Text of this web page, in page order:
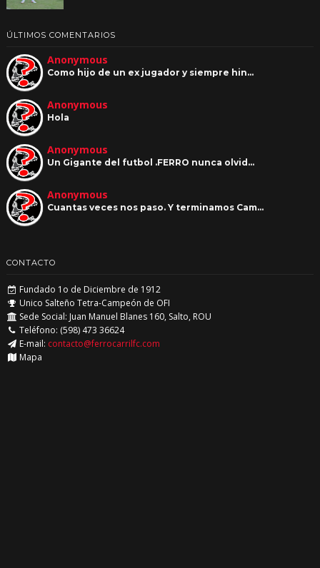
ÚLTIMOS COMENTARIOS
Anonymous
Como hijo de un ex jugador y siempre hin…
Anonymous
Hola
Anonymous
Un Gigante del futbol .FERRO nunca olvid…
Anonymous
Cuantas veces nos paso. Y terminamos Cam…
CONTACTO
Fundado 1o de Diciembre de 1912
Unico Salteño Tetra-Campeón de OFI
Sede Social: Juan Manuel Blanes 160, Salto, ROU
Teléfono: (598) 473 36624
E-mail: contacto@ferrocarrilfc.com
Mapa